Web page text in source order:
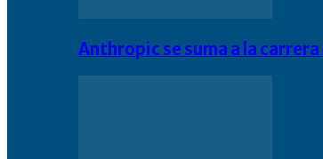
Anthropic se suma a la